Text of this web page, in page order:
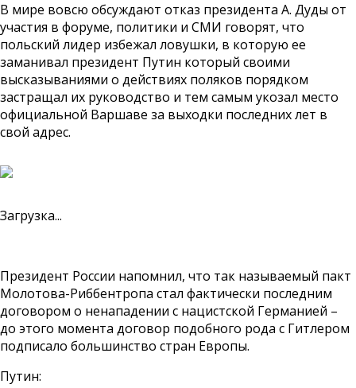
В мире вовсю обсуждают отказ президента А. Дуды от
участия в форуме, политики и СМИ говорят, что
польский лидер избежал ловушки, в которую ее
заманивал президент Путин который своими
высказываниями о действиях поляков порядком
застращал их руководство и тем самым укозал место
официальной Варшаве за выходки последних лет в
свой адрес.
Загрузка...
Президент России напомнил, что так называемый пакт
Молотова-Риббентропа стал фактически последним
договором о ненападении с нацистской Германией –
до этого момента договор подобного рода с Гитлером
подписало большинство стран Европы.
Путин: